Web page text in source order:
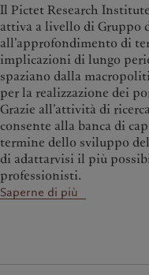
Il Pictet Research
attiva a livello di Gruppo
all’approfondimento di
implicazioni di lungo
spaziano dalla
per la realizzazione dei
Grazie all’attività di
consente alla banca di
termine dello sviluppo
di adattarvisi il più
professionisti.
Saperne di più